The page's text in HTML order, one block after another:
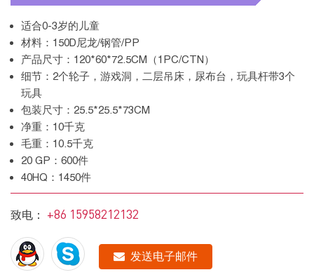
适合0-3岁的儿童
材料：150D尼龙/钢管/PP
产品尺寸：120*60*72.5CM（1PC/CTN）
细节：2个轮子，游戏洞，二层吊床，尿布台，玩具杆带3个
玩具
包装尺寸：25.5*25.5*73CM
净重：10千克
毛重：10.5千克
20 GP：600件
40HQ：1450件
致电： +86 15958212132
发送电子邮件